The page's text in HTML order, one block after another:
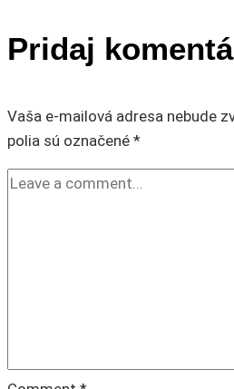
Pridaj
Vaša e-mailová adresa nebude
polia sú označené *